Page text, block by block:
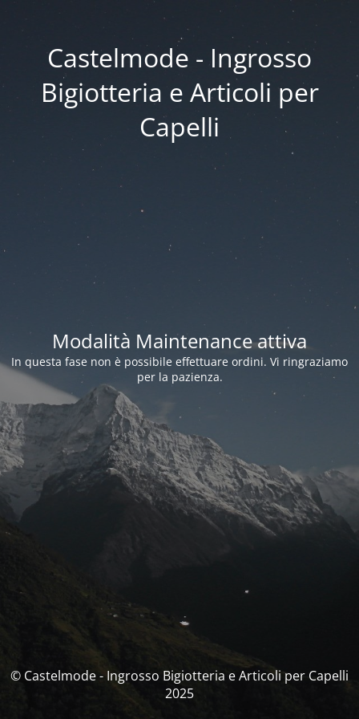
Castelmode - Ingrosso
Bigiotteria e Articoli per
Capelli
Modalità Maintenance attiva
In questa fase non è possibile effettuare ordini. Vi ringraziamo
per la pazienza.
© Castelmode - Ingrosso Bigiotteria e Articoli per Capelli
2025